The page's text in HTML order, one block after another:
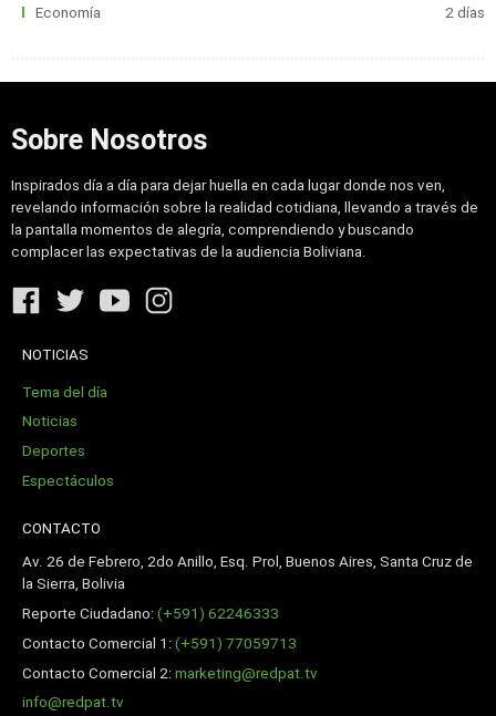
Economía 2 días
Sobre Nosotros
Inspirados día a día para dejar huella en cada lugar donde nos ven,
revelando información sobre la realidad cotidiana, llevando a través de
la pantalla momentos de alegría, comprendiendo y buscando
complacer las expectativas de la audiencia Boliviana.
NOTICIAS
Tema del día
Noticias
Deportes
Espectáculos
CONTACTO
Av. 26 de Febrero, 2do Anillo, Esq. Prol, Buenos Aires, Santa Cruz de
la Sierra, Bolivia
Reporte Ciudadano:(+591) 62246333
Contacto Comercial 1:(+591) 77059713
Contacto Comercial 2:marketing@redpat.tv
info@redpat.tv